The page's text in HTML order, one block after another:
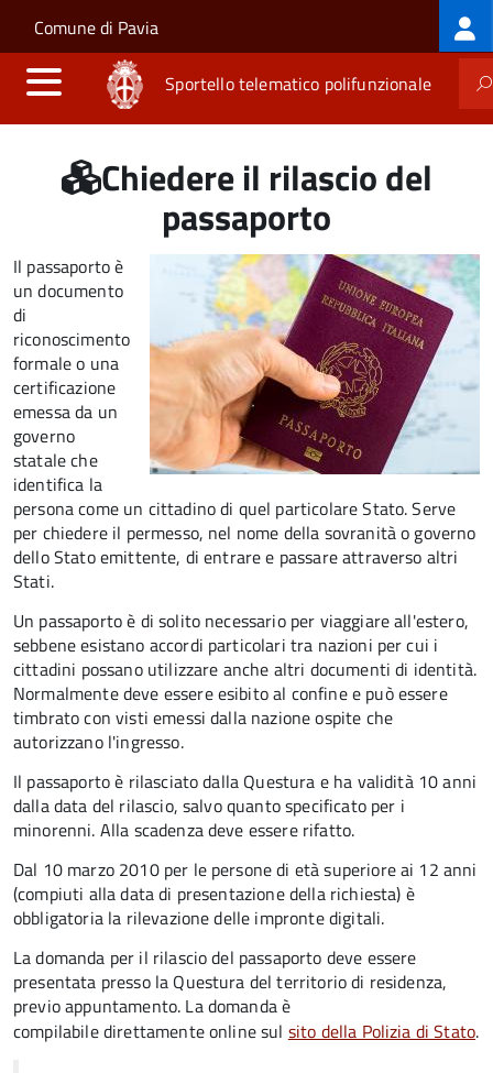
Salta al contenuto principale
Skip to site navigation
Comune di Pavia
Sportello telematico polifunzionale
Chiedere il rilascio del
passaporto
Il passaporto è
un documento
di
riconoscimento
formale o una
certificazione
emessa da un
governo
statale che
identifica la
persona come un cittadino di quel particolare Stato. Serve
per chiedere il permesso, nel nome della sovranità o governo
dello Stato emittente, di entrare e passare attraverso altri
Stati.
Un passaporto è di solito necessario per viaggiare all'estero,
sebbene esistano accordi particolari tra nazioni per cui i
cittadini possano utilizzare anche altri documenti di identità.
Normalmente deve essere esibito al confine e può essere
timbrato con visti emessi dalla nazione ospite che
autorizzano l'ingresso.
Il passaporto è rilasciato dalla Questura e ha validità 10 anni
dalla data del rilascio, salvo quanto specificato per i
minorenni. Alla scadenza deve essere rifatto.
Dal 10 marzo 2010 per le persone di età superiore ai 12 anni
(compiuti alla data di presentazione della richiesta) è
obbligatoria la rilevazione delle impronte digitali.
La domanda per il rilascio del passaporto deve essere
presentata presso la Questura del territorio di residenza,
previo appuntamento. La domanda è
compilabile direttamente online sul sito della Polizia di Stato.